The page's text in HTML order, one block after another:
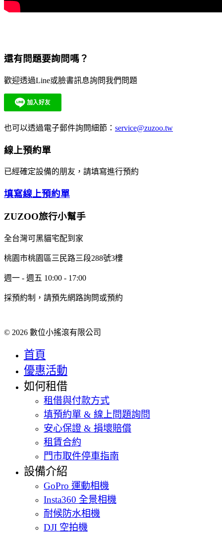
還有問題要詢問嗎？
歡迎透過Line或臉書訊息詢問我們問題
也可以透過電子郵件詢問細節： service@zuzoo.tw
線上預約單
已經確定設備的朋友，請填寫進行預約
填寫線上預約單
ZUZOO旅行小幫手
全台灣可黑貓宅配到家
桃園市桃園區三民路三段288號3樓
週一 - 週五 10:00 - 17:00
採預約制，請預先網路詢問或預約
© 2026 數位小搖滾有限公司
首頁
優惠活動
如何租借
租借與付款方式
填預約單 & 線上問題詢問
安心保證 & 損壞賠償
租賃合約
門市取件停車指南
設備介紹
GoPro 運動相機
Insta360 全景相機
耐候防水相機
DJI 空拍機